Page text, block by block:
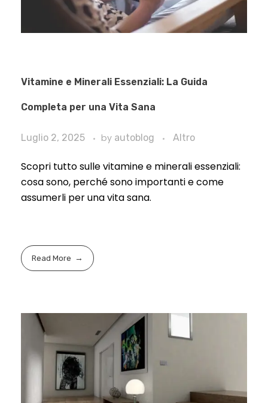
Vitamine e Minerali Essenziali: La Guida
Completa per una Vita Sana
Luglio 2, 2025 by autoblog Altro
Scopri tutto sulle vitamine e minerali essenziali:
cosa sono, perché sono importanti e come
assumerli per una vita sana.
Read More